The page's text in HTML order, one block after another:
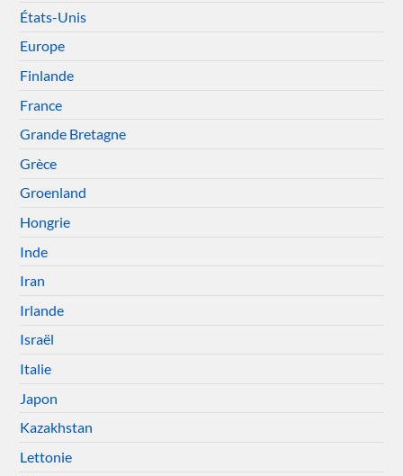
États-Unis
Europe
Finlande
France
Grande Bretagne
Grèce
Groenland
Hongrie
Inde
Iran
Irlande
Israël
Italie
Japon
Kazakhstan
Lettonie